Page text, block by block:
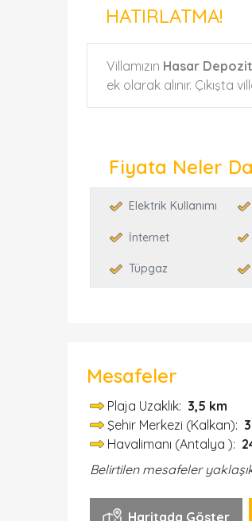
HATIRLATMA!
Villamızın Hasar
ek olarak alınır. Çıkışta
Fiyata Neler
Elektrik Kullanımı
İnternet
Tüpgaz
Mesafeler
Plaja Uzaklık: 3,5 km
Şehir Merkezi (Kalkan):
Havalimanı (Antalya ):
Belirtilen mesafeler
Haritada Göster